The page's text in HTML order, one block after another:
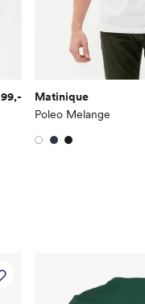
Matinique
Poleo Melange